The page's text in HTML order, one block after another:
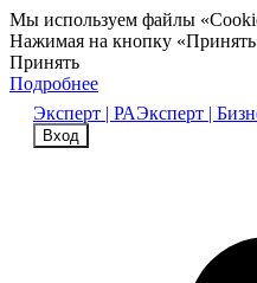
Мы используем файлы
Нажимая на кнопку
Принять
Подробнее
Эксперт | РАЭксперт |
Вход